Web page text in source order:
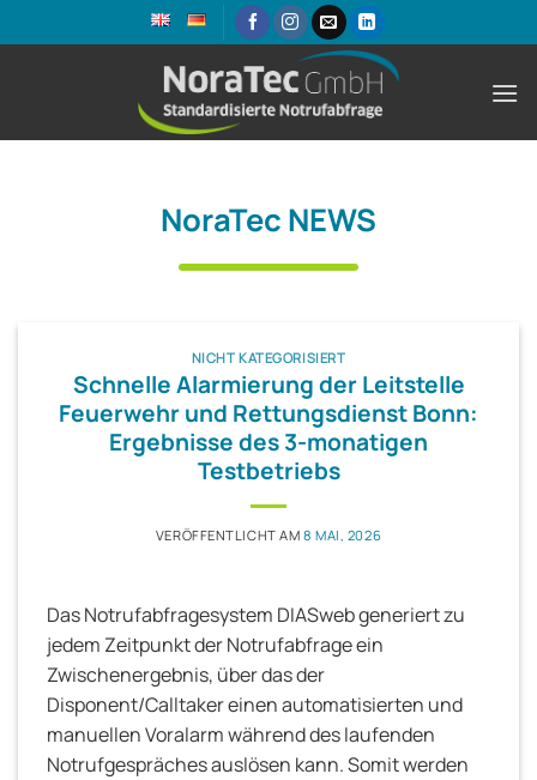
Inhalt
NoraTec NEWS
NICHT KATEGORISIERT
Schnelle Alarmierung der Leitstelle
Feuerwehr und Rettungsdienst Bonn:
Ergebnisse des 3-monatigen
Testbetriebs
VERÖFFENTLICHT AM 8 MAI, 2026
Das Notrufabfragesystem DIASweb generiert zu
jedem Zeitpunkt der Notrufabfrage ein
Zwischenergebnis, über das der
Disponent/Calltaker einen automatisierten und
manuellen Voralarm während des laufenden
Notrufgespräches auslösen kann. Somit werden